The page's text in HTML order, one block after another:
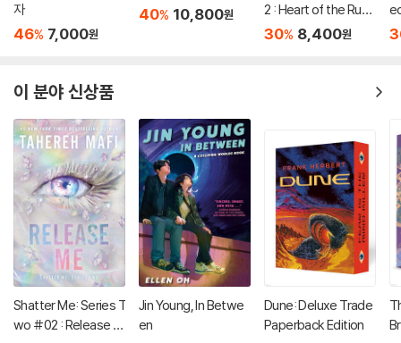
자
46% 7,000원
40% 10,800원
2 : Heart of the Ruby
Dragon (A Branches
30% 8,400원
이 분야 신상품
Shatter Me: Series T
wo #02 : Release M
Jin Young, In Betwe
en
Dune: Deluxe Trade
Paperback Edition